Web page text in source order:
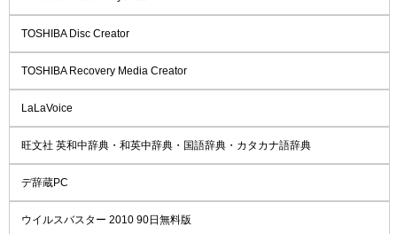
TOSHIBA Disc Creator
TOSHIBA Recovery Media Creator
LaLaVoice
旺文社 英和中辞典・和英中辞典・国語辞典・カタカナ語辞典
デ辞蔵PC
ウイルスバスター 2010 90日無料版